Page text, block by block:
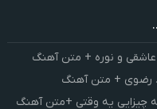
و نوره + متن آهنگ
رضوی + متن آهنگ
چیزایی یه وقتی +متن آهنگ